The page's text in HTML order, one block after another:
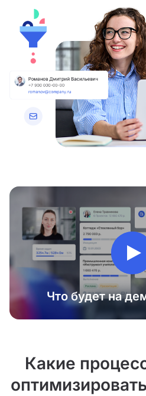
Что будет на
Какие